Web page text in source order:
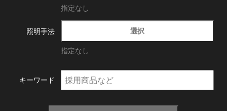
指定なし
照明手法 選択
指定なし
キーワード